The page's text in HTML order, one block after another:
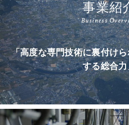
事業紹
Business
「高度な専門技術に裏付け
する総合力